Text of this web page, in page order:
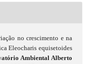
no crescimento e na
Eleocharis equisetoides
Ambiental Alberto